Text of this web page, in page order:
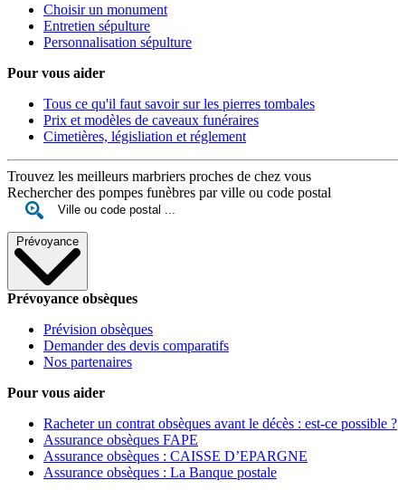
Choisir un monument
Entretien sépulture
Personnalisation sépulture
Pour vous aider
Tous ce qu'il faut savoir sur les pierres tombales
Prix et modèles de caveaux funéraires
Cimetières, législiation et réglement
Trouvez les meilleurs marbriers proches de chez vous
Rechercher des pompes funèbres par ville ou code postal
Prévoyance
Prévoyance obsèques
Prévision obsèques
Demander des devis comparatifs
Nos partenaires
Pour vous aider
Racheter un contrat obsèques avant le décès : est-ce possible ?
Assurance obsèques FAPE
Assurance obsèques : CAISSE D’EPARGNE
Assurance obsèques : La Banque postale